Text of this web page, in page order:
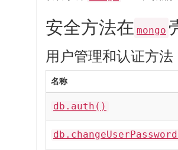
安全方法在 mongo
用户管理和认证方法
名称
db.auth()